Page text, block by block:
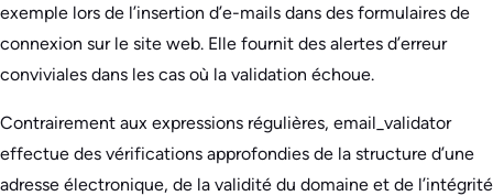
exemple lors de l’insertion d’e-mails dans des formulaires de
connexion sur le site web. Elle fournit des alertes d’erreur
conviviales dans les cas où la validation échoue.
Contrairement aux expressions régulières, email_validator
effectue des vérifications approfondies de la structure d’une
adresse électronique, de la validité du domaine et de l’intégrité